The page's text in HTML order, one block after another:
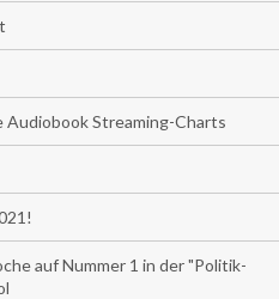
Streaming-Charts
auf Nummer 1 in der "Politik-